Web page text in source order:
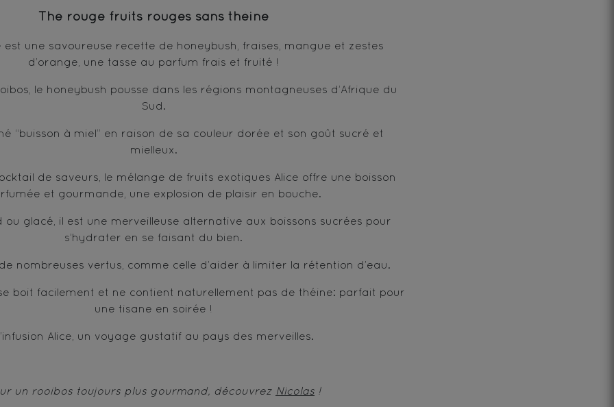
Thé rouge fruits rouges sans théine
est une savoureuse recette de honeybush, fraises, mangue et zestes
d’orange, une tasse au parfum frais et fruité !
le honeybush pousse dans les régions montagneuses d’Afrique du
Sud.
“buisson à miel” en raison de sa couleur dorée et son goût sucré et
mielleux.
de saveurs, le mélange de fruits exotiques Alice offre une boisson
et gourmande, une explosion de plaisir en bouche.
ou glacé, il est une merveilleuse alternative aux boissons sucrées pour
s’hydrater en se faisant du bien.
nombreuses vertus, comme celle d’aider à limiter la rétention d’eau.
boit facilement et ne contient naturellement pas de théine: parfait pour
une tisane en soirée !
Alice, un voyage gustatif au pays des merveilles.
un rooibos toujours plus gourmand, découvrez Nicolas !